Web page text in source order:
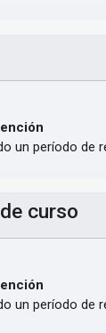
un período de
curso
un período de